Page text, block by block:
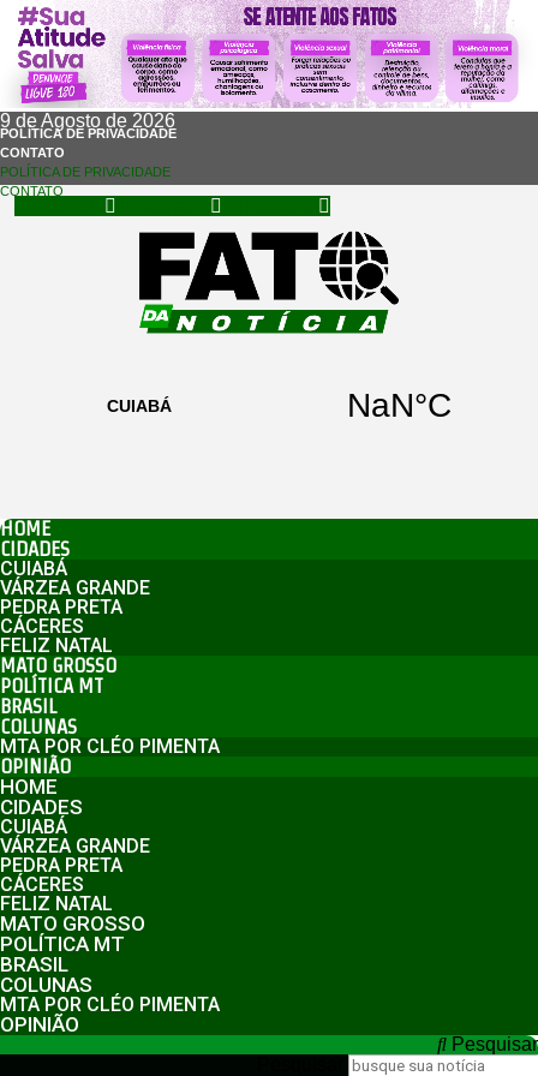
9 de Agosto de 2026
POLÍTICA DE PRIVACIDADE
CONTATO
POLÍTICA DE PRIVACIDADE
CONTATO
HOME
CIDADES
CUIABÁ
VÁRZEA GRANDE
PEDRA PRETA
CÁCERES
FELIZ NATAL
MATO GROSSO
POLÍTICA MT
BRASIL
COLUNAS
MTA POR CLÉO PIMENTA
OPINIÃO
HOME
CIDADES
CUIABÁ
VÁRZEA GRANDE
PEDRA PRETA
CÁCERES
FELIZ NATAL
MATO GROSSO
POLÍTICA MT
BRASIL
COLUNAS
MTA POR CLÉO PIMENTA
OPINIÃO
Pesquisar